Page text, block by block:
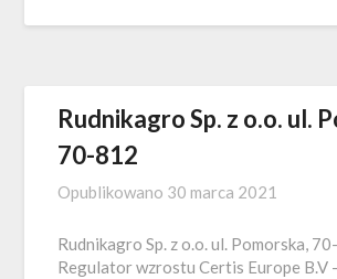
Rudnikagro Sp. z o.o. ul.
70-812
Opublikowano 30 marca 2021
Rudnikagro Sp. z o.o. ul. Pomorska,
Regulator wzrostu Certis Europe B.V